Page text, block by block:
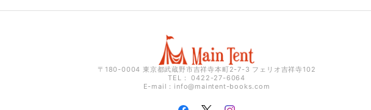
〒180-0004 東京都武蔵野市吉祥寺本町2-7-3 フェリオ吉祥寺102
TEL： 0422-27-6064
E-mail： info@maintent-books.com